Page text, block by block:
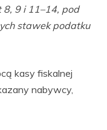
8, 9 i 11–14, pod
stawek podatku
kasy fiskalnej
nabywcy,